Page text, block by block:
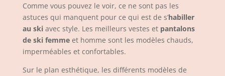
Comme vous pouvez le voir, ce ne sont pas les
astuces qui manquent pour ce qui est de s’habiller
au skiavec style. Les meilleurs vestes et pantalons
de ski femmeet homme sont les modèles chauds,
imperméables et confortables.
Sur le plan esthétique, les différents modèles de